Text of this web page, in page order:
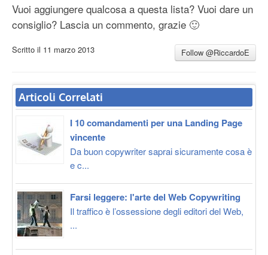
Vuoi aggiungere qualcosa a questa lista? Vuoi dare un
consiglio? Lascia un commento, grazie 🙂
Scritto il 11 marzo 2013 Follow @RiccardoE
Articoli Correlati
I 10 comandamenti per una Landing Page
vincente
Da buon copywriter saprai sicuramente cosa è
e c...
Farsi leggere: l'arte del Web Copywriting
Il traffico è l’ossessione degli editori del Web,
...